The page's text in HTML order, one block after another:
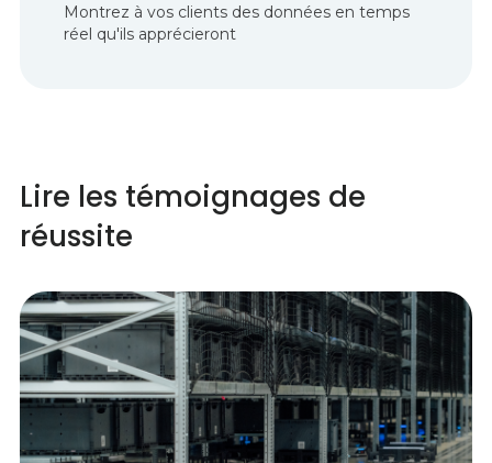
Montrez à vos clients des données en temps
réel qu'ils apprécieront
Lire les témoignages de
réussite